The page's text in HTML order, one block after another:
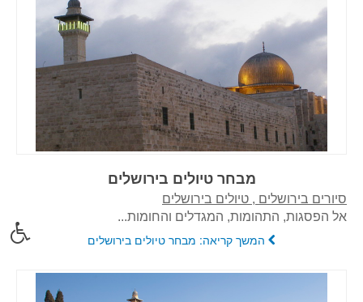
מבחר טיולים בירושלים
סיורים בירושלים , טיולים בירושלים
אל הפסגות, התהומות, המגדלים והחומות...
המשך קריאה: מבחר טיולים בירושלים